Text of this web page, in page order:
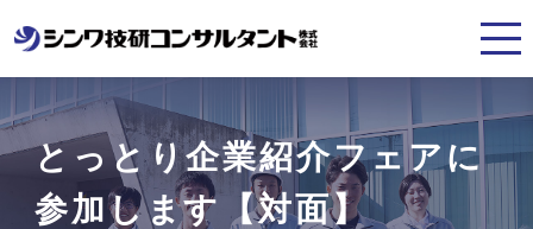
とっとり企業紹介フェアに
参加します【対面】